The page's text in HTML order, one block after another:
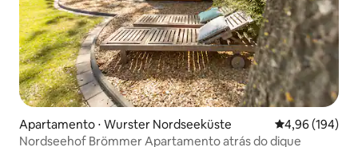
Apartamento ⋅ Wurster Nordseeküste 4,96 de uma
4,96 (194)
Nordseehof Brömmer Apartamento atrás do dique